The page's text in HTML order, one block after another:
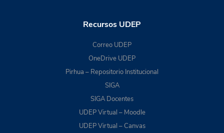
Recursos UDEP
Correo UDEP
OneDrive UDEP
Pirhua – Repositorio Institucional
SIGA
SIGA Docentes
UDEP Virtual – Moodle
UDEP Virtual – Canvas